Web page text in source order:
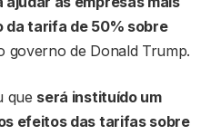
da tarifa de 50% sobre
governo de Donald Trump.
que será instituído um
efeitos das tarifas sobre